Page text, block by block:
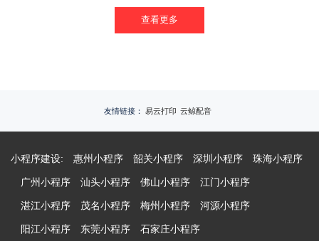
查看更多
友情链接： 易云打印 云鲸配音
小程序建设: 惠州小程序 韶关小程序 深圳小程序 珠海小程序
广州小程序 汕头小程序 佛山小程序 江门小程序
湛江小程序 茂名小程序 梅州小程序 河源小程序
阳江小程序 东莞小程序 石家庄小程序